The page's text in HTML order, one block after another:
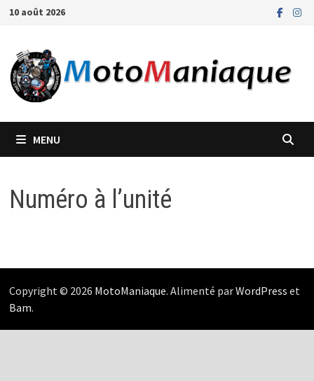
Passer
contenu
10 août 2026
MENU
Numéro à l’unité
Copyright © 2026 MotoManiaque. Alimenté parWordPress et
Bam.